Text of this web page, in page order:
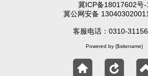
冀ICP备18017602号-
冀公网安备
客服电话：0310-
Powered by {$sitename}